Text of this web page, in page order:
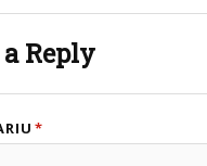
Reply
*